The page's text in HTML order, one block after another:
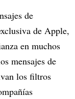
de
de Apple,
en muchos
mensajes de
los filtros